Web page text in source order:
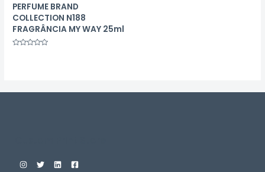
PERFUME BRAND
COLLECTION N188
FRAGRÂNCIA MY WAY 25ml